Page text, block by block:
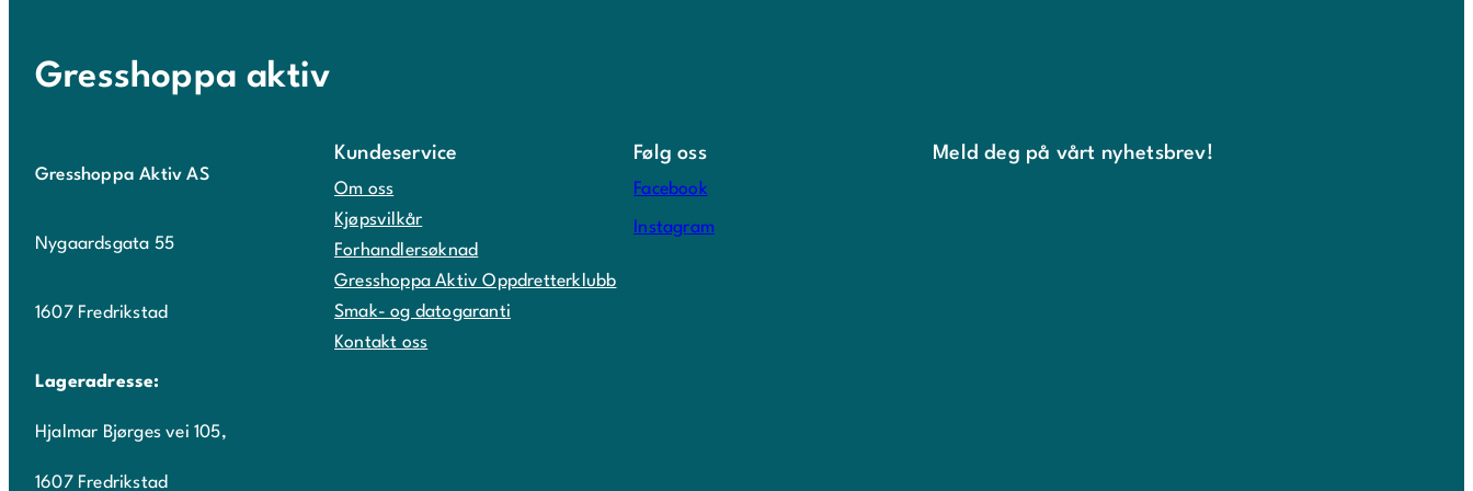
Gresshoppa aktiv
Gresshoppa Aktiv AS
Nygaardsgata 55
1607 Fredrikstad
Lageradresse:
Hjalmar Bjørges vei 105,
1607 Fredrikstad
Kundeservice
Om oss
Kjøpsvilkår
Forhandlersøknad
Gresshoppa Aktiv Oppdretterklubb
Smak- og datogaranti
Kontakt oss
Følg oss
Facebook
Instagram
Meld deg på vårt nyhetsbrev!